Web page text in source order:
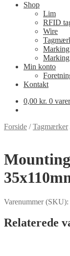
Shop
Lim
RFID
Wire
Marking
Min konto
Kontakt
0,00 kr. 0 varer
Forside /Tagmærker
Varenummer (SKU):
Relaterede